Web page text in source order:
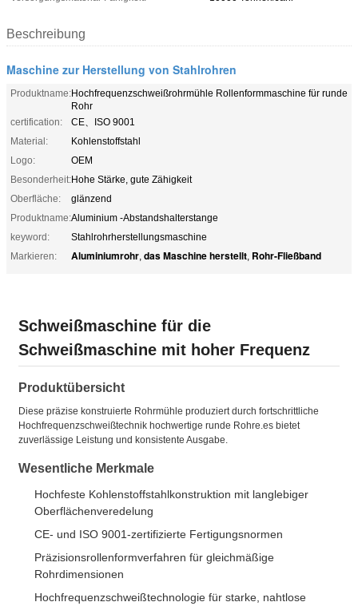
Beschreibung
Maschine zur Herstellung von Stahlrohren
Produktname:Hochfrequenzschweißrohrmühle Rollenformmaschine für runde
Rohr
certification:
CE、ISO 9001
Material:
Kohlenstoffstahl
Logo:
OEM
Besonderheit:Hohe Stärke, gute Zähigkeit
Oberfläche:
glänzend
Produktname:Aluminium -Abstandshalterstange
keyword:
Stahlrohrherstellungsmaschine
Markieren:
Aluminiumrohr, das Maschine herstellt, Rohr-Fließband
Schweißmaschine für die
Schweißmaschine mit hoher Frequenz
Produktübersicht
Diese präzise konstruierte Rohrmühle produziert durch fortschrittliche
Hochfrequenzschweißtechnik hochwertige runde Rohre.es bietet
zuverlässige Leistung und konsistente Ausgabe.
Wesentliche Merkmale
Hochfeste Kohlenstoffstahlkonstruktion mit langlebiger
Oberflächenveredelung
CE- und ISO 9001-zertifizierte Fertigungsnormen
Präzisionsrollenformverfahren für gleichmäßige
Rohrdimensionen
Hochfrequenzschweißtechnologie für starke, nahtlose